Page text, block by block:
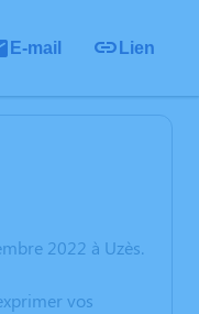
E-mail Lien
2022 à Uzès.
vos